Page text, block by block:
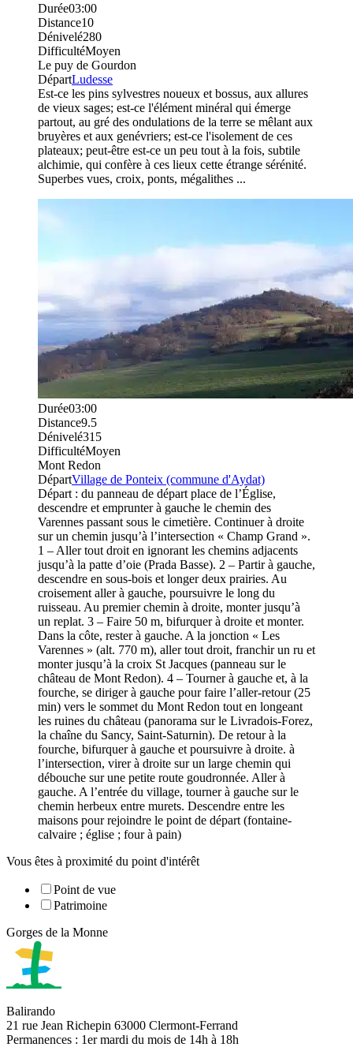
Durée03:00
Distance10
Dénivelé280
DifficultéMoyen
Le puy de Gourdon
DépartLudesse
Est-ce les pins sylvestres noueux et bossus, aux allures
de vieux sages; est-ce l'élément minéral qui émerge
partout, au gré des ondulations de la terre se mêlant aux
bruyères et aux genévriers; est-ce l'isolement de ces
plateaux; peut-être est-ce un peu tout à la fois, subtile
alchimie, qui confère à ces lieux cette étrange sérénité.
Superbes vues, croix, ponts, mégalithes ...
Durée03:00
Distance9.5
Dénivelé315
DifficultéMoyen
Mont Redon
DépartVillage de Ponteix (commune d'Aydat)
Départ : du panneau de départ place de l’Église,
descendre et emprunter à gauche le chemin des
Varennes passant sous le cimetière. Continuer à droite
sur un chemin jusqu’à l’intersection « Champ Grand ».
1 – Aller tout droit en ignorant les chemins adjacents
jusqu’à la patte d’oie (Prada Basse). 2 – Partir à gauche,
descendre en sous-bois et longer deux prairies. Au
croisement aller à gauche, poursuivre le long du
ruisseau. Au premier chemin à droite, monter jusqu’à
un replat. 3 – Faire 50 m, bifurquer à droite et monter.
Dans la côte, rester à gauche. A la jonction « Les
Varennes » (alt. 770 m), aller tout droit, franchir un ru et
monter jusqu’à la croix St Jacques (panneau sur le
château de Mont Redon). 4 – Tourner à gauche et, à la
fourche, se diriger à gauche pour faire l’aller-retour (25
min) vers le sommet du Mont Redon tout en longeant
les ruines du château (panorama sur le Livradois-Forez,
la chaîne du Sancy, Saint-Saturnin). De retour à la
fourche, bifurquer à gauche et poursuivre à droite. à
l’intersection, virer à droite sur un large chemin qui
débouche sur une petite route goudronnée. Aller à
gauche. A l’entrée du village, tourner à gauche sur le
chemin herbeux entre murets. Descendre entre les
maisons pour rejoindre le point de départ (fontaine-
calvaire ; église ; four à pain)
Vous êtes à proximité du point d'intérêt
Point de vue
Patrimoine
Gorges de la Monne
Balirando
21 rue Jean Richepin 63000 Clermont-Ferrand
Permanences : 1er mardi du mois de 14h à 18h